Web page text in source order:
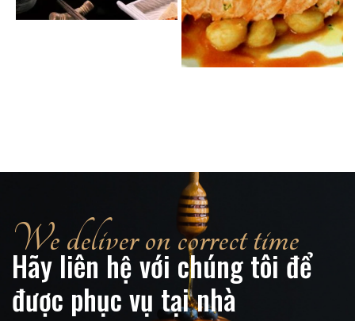
We deliver on correct time
Hãy liên hệ với chúng tôi để
được phục vụ tại nhà